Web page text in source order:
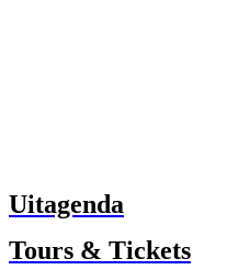
Uitagenda
Tours & Tickets